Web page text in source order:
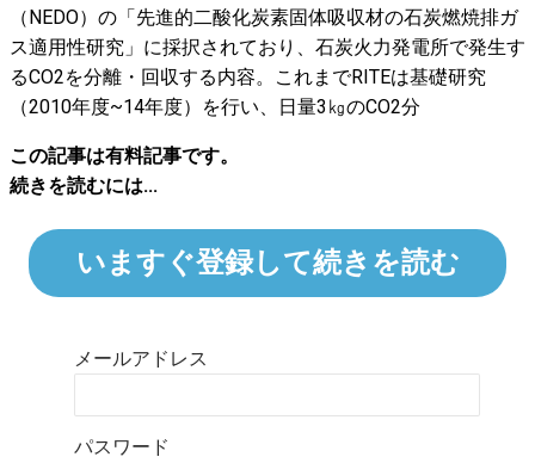
（NEDO）の「先進的二酸化炭素固体吸収材の石炭燃焼排ガ
ス適用性研究」に採択されており、石炭火力発電所で発生す
るCO2を分離・回収する内容。これまでRITEは基礎研究
（2010年度~14年度）を行い、日量3㎏のCO2分
この記事は有料記事です。
続きを読むには...
いますぐ登録して続きを読む
メールアドレス
パスワード